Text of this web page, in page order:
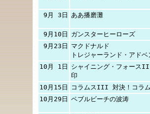
9月 3日 ああ播磨灘
9月10日
ガンスターヒーローズ
9月23日
マクドナルド
トレジャーランド・アド
10月 1日
シャイニング・フォース
印
10月15日
コラムスIII 対決！コラ
10月29日 ペブルビーチの波涛